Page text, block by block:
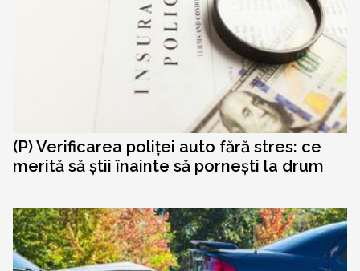
(P) Verificarea poliței auto fără stres: ce
merită să știi înainte să pornești la drum